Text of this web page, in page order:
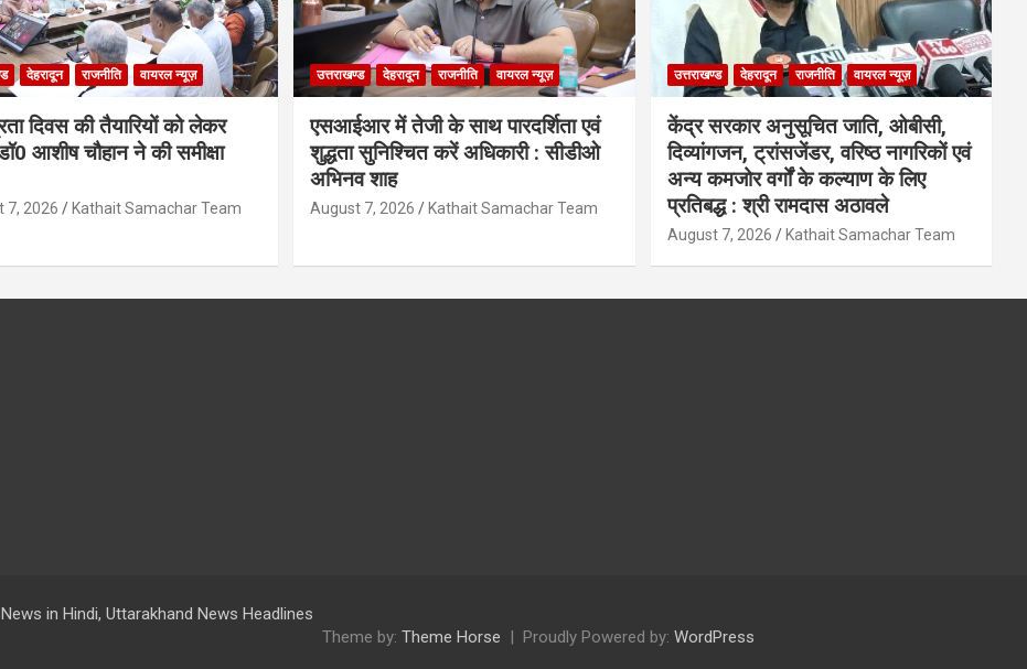
देहरादून राजनीति वायरल न्यूज़
दिवस की तैयारियों को लेकर
आशीष चौहान ने की समीक्षा
7, 2026 Kathait Samachar Team
उत्तराखण्ड देहरादून राजनीति वायरल न्यूज़
एसआईआर में तेजी के साथ पारदर्शिता एवं
शुद्धता सुनिश्चित करें अधिकारी : सीडीओ
अभिनव शाह
August 7, 2026 Kathait Samachar Team
उत्तराखण्ड देहरादून राजनीति वायरल न्यूज़
केंद्र सरकार अनुसूचित जाति, ओबीसी,
दिव्यांगजन, ट्रांसजेंडर, वरिष्ठ नागरिकों एवं
अन्य कमजोर वर्गों के कल्याण के लिए
प्रतिबद्ध : श्री रामदास अठावले
August 7, 2026 Kathait Samachar Team
in Hindi, Uttarakhand News Headlines
Theme by: Theme Horse Proudly Powered by: WordPress